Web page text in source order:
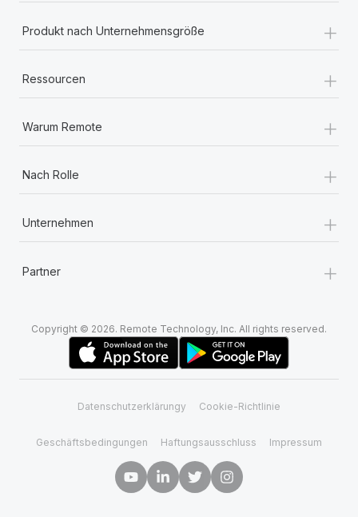
Produkt nach Unternehmensgröße +
Ressourcen +
Warum Remote +
Nach Rolle +
Unternehmen +
Partner +
Copyright © 2026. Remote Technology, Inc. All rights reserved.
Datenschutzerklärungy Cookie-Richtlinie
Geschäftsbedingungen Haftungsausschluss Impressum